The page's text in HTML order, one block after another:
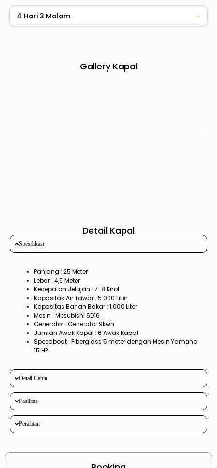
4 Hari 3 Malam
Gallery Kapal
Detail Kapal
Spesifikasi
Panjang : 25 Meter
Lebar : 4,5 Meter
Kecepatan Jelajah : 7-8 Knot
Kapasitas Air Tawar : 5.000 Liter
Kapasitas Bahan Bakar : 1.000 Liter
Mesin : Mitsubishi 6D16
Generator : Generator 9kwh
Jumlah Awak Kapal : 6 Awak Kapal
Speedboat : Fiberglass 5 meter dengan Mesin Yamaha
15 HP
Detail Cabin
Fasilitas
Peralatan